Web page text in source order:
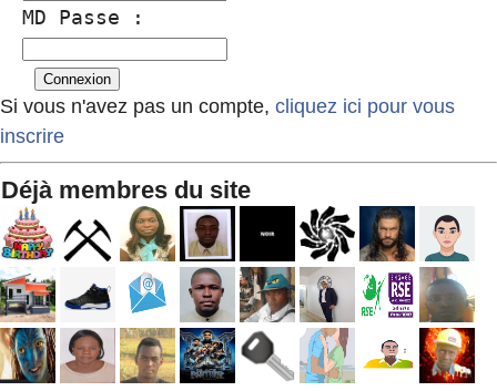
MD Passe :
Si vous n'avez pas un compte, cliquez ici pour vous
inscrire
Déjà membres du site